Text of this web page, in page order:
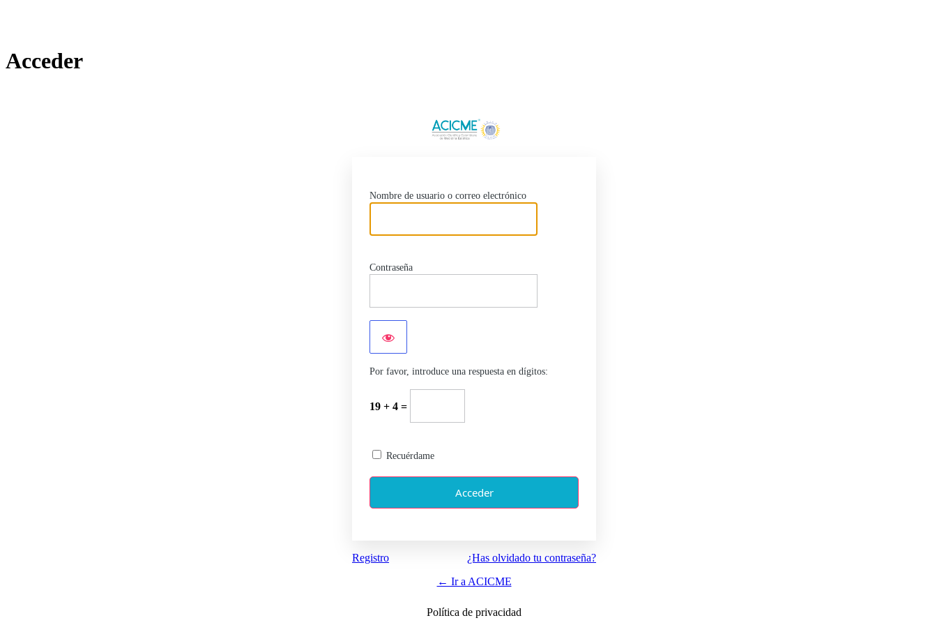
Acceder
Nombre de usuario o correo electrónico
Contraseña
Por favor, introduce una respuesta en dígitos:
19 + 4 =
Recuérdame
Registro
¿Has olvidado tu contraseña?
← Ir a ACICME
Política de privacidad